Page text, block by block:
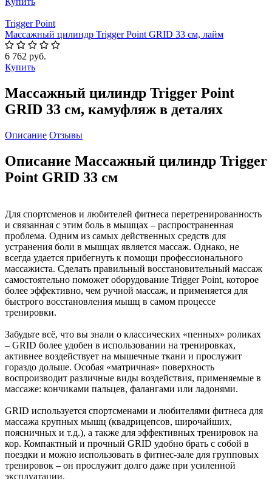
Trigger Point
Массажный цилиндр Trigger Point GRID 33 см, лайм
6 762 руб.
Купить
Массажный цилиндр Trigger Point
GRID 33 см, камуфляж в деталях
Описание Отзывы
Описание Массажный цилиндр Trigger
Point GRID 33 см
Для спортсменов и любителей фитнеса перетренированность
и связанная с этим боль в мышцах – распространенная
проблема. Одним из самых действенных средств для
устранения боли в мышцах является массаж. Однако, не
всегда удается прибегнуть к помощи профессионального
массажиста. Сделать правильный восстановительный массаж
самостоятельно поможет оборудование Trigger Point, которое
более эффективно, чем ручной массаж, и применяется для
быстрого восстановления мышц в самом процессе
тренировки.
Забудьте всё, что вы знали о классических «пенных» роликах
– GRID более удобен в использовании на тренировках,
активнее воздействует на мышечные ткани и прослужит
гораздо дольше. Особая «матричная» поверхность
воспроизводит различные виды воздействия, применяемые в
массаже: кончиками пальцев, фалангами или ладонями.
GRID используется спортсменами и любителями фитнеса для
массажа крупных мышц (квадрицепсов, широчайших,
поясничных и т.д.), а также для эффективных тренировок на
кор. Компактный и прочный GRID удобно брать с собой в
поездки и можно использовать в фитнес-зале для групповых
тренировок – он прослужит долго даже при усиленной
эксплуатации.